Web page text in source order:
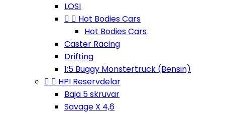
LOSI
  Hot Bodies Cars
Hot Bodies Cars
Caster Racing
Drifting
1:5 Buggy Monstertruck (Bensin)
  HPI Reservdelar
Baja 5 skruvar
Savage X 4,6